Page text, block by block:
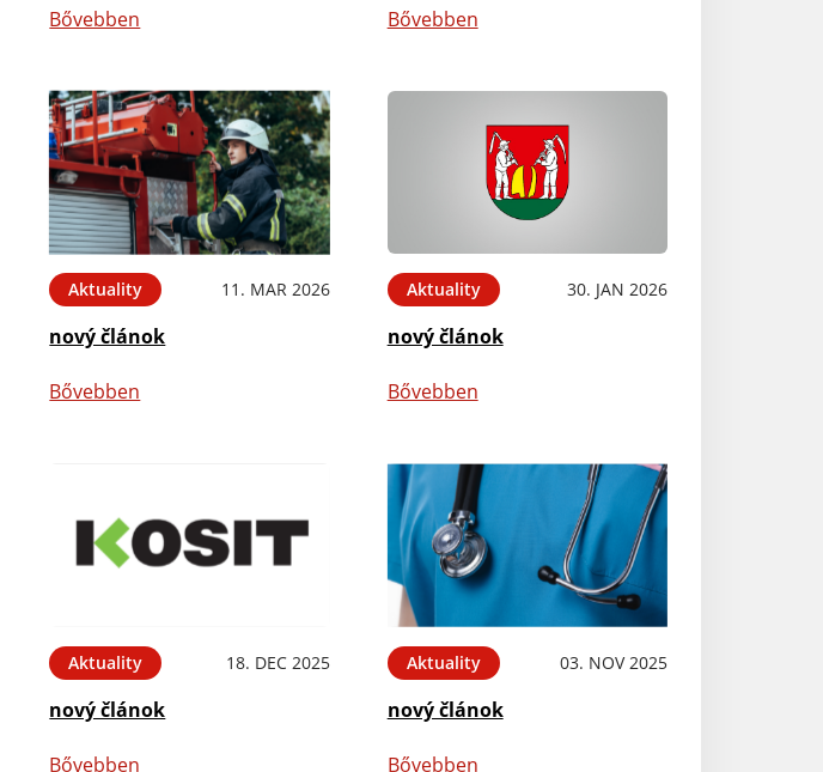
Bővebben Bővebben
Aktuality 11. MAR 2026
nový článok
Bővebben
Aktuality 30. JAN 2026
nový článok
Bővebben
Aktuality 18. DEC 2025
nový článok
Bővebben
Aktuality 03. NOV 2025
nový článok
Bővebben